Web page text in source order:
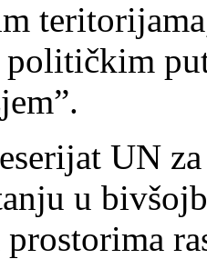
političkim
UN
u